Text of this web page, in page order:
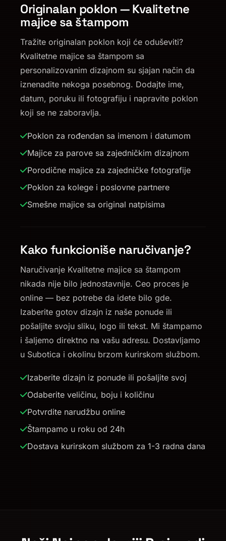
Originalan poklon — Kvalitetne
majice sa štampom
Tražite originalan poklon koji će oduševiti?
Kvalitetne majice sa štampom sa
personalizovanim dizajnom su sjajan način da
iznenadite nekoga posebnog. Dodajte ime,
datum, poruku ili fotografiju i napravite poklon
koji se ne zaboravlja.
Poklon za rođendan sa imenom i datumom
Majice za parove sa zajedničkim dizajnom
Porodične majice za zajedničke fotografije
Poklon za kolege i poslovne partnere
Smešne majice sa original natpisima
Kako funkcioniše naručivanje?
Naručivanje Kvalitetne majice sa štampom
nikada nije bilo jednostavnije. Ceo proces je
online — bez potrebe da idete bilo gde.
Izaberite gotov dizajn iz naše ponude ili
pošaljite svoju sliku, logo ili tekst. Mi štampamo
i šaljemo direktno na vašu adresu. Dostavljamo
u Subotica i okolinu brzom kurirskom službom.
Izaberite dizajn iz ponude ili pošaljite svoj
Odaberite veličinu, boju i količinu
Potvrdite narudžbu online
Štampamo u roku od 24h
Dostava kurirskom službom za 1-3 radna dana